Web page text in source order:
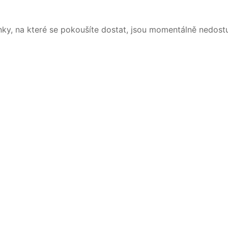
na které se pokoušíte dostat, jsou momentálně